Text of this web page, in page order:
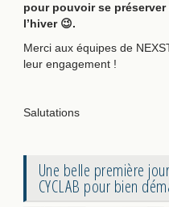
pour pouvoir se
l’hiver 😉.
Merci aux équipes de
leur engagement !
Salutations
Une belle première
CYCLAB pour bien